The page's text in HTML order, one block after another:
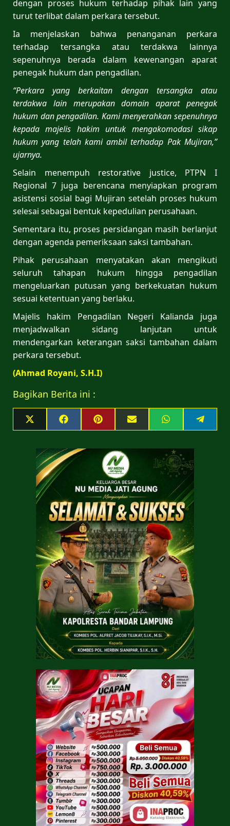
dengan proses hukum terhadap pihak lain yang
turut terlibat dalam perkara tersebut.
Ia menjelaskan bahwa penanganan perkara
terhadap tersangka atau terdakwa lainnya
sepenuhnya berada dalam kewenangan aparat
penegak hukum dan pengadilan.
“Perkara yang berkaitan dengan tersangka atau
terdakwa lain merupakan domain aparat penegak
hukum dan pengadilan. Kami menyerahkan sepenuhnya
kepada majelis hakim untuk mengakomodasi sikap
hukum yang telah kami ambil terhadap Pak Mujiran,”
ujarnya.
Selain menempuh restorative justice, PTPN I
Regional 7 juga berencana menyiapkan program
asistensi sosial bagi Mujiran setelah proses hukum
selesai sebagai bentuk kepedulian perusahaan.
Sementara itu, proses persidangan masih berlanjut
dengan agenda pemeriksaan saksi tambahan.
Pihak perusahaan menyatakan akan mengikuti
seluruh tahapan hukum hingga pengadilan
mengeluarkan putusan yang berkekuatan hukum
sesuai ketentuan yang berlaku.
Majelis hakim Pengadilan Negeri Kalianda juga
menjadwalkan sidang lanjutan untuk
mendengarkan keterangan saksi tambahan dalam
perkara tersebut.
(Ahmad Royani, S.H.I)
Bagikan Berita ini :